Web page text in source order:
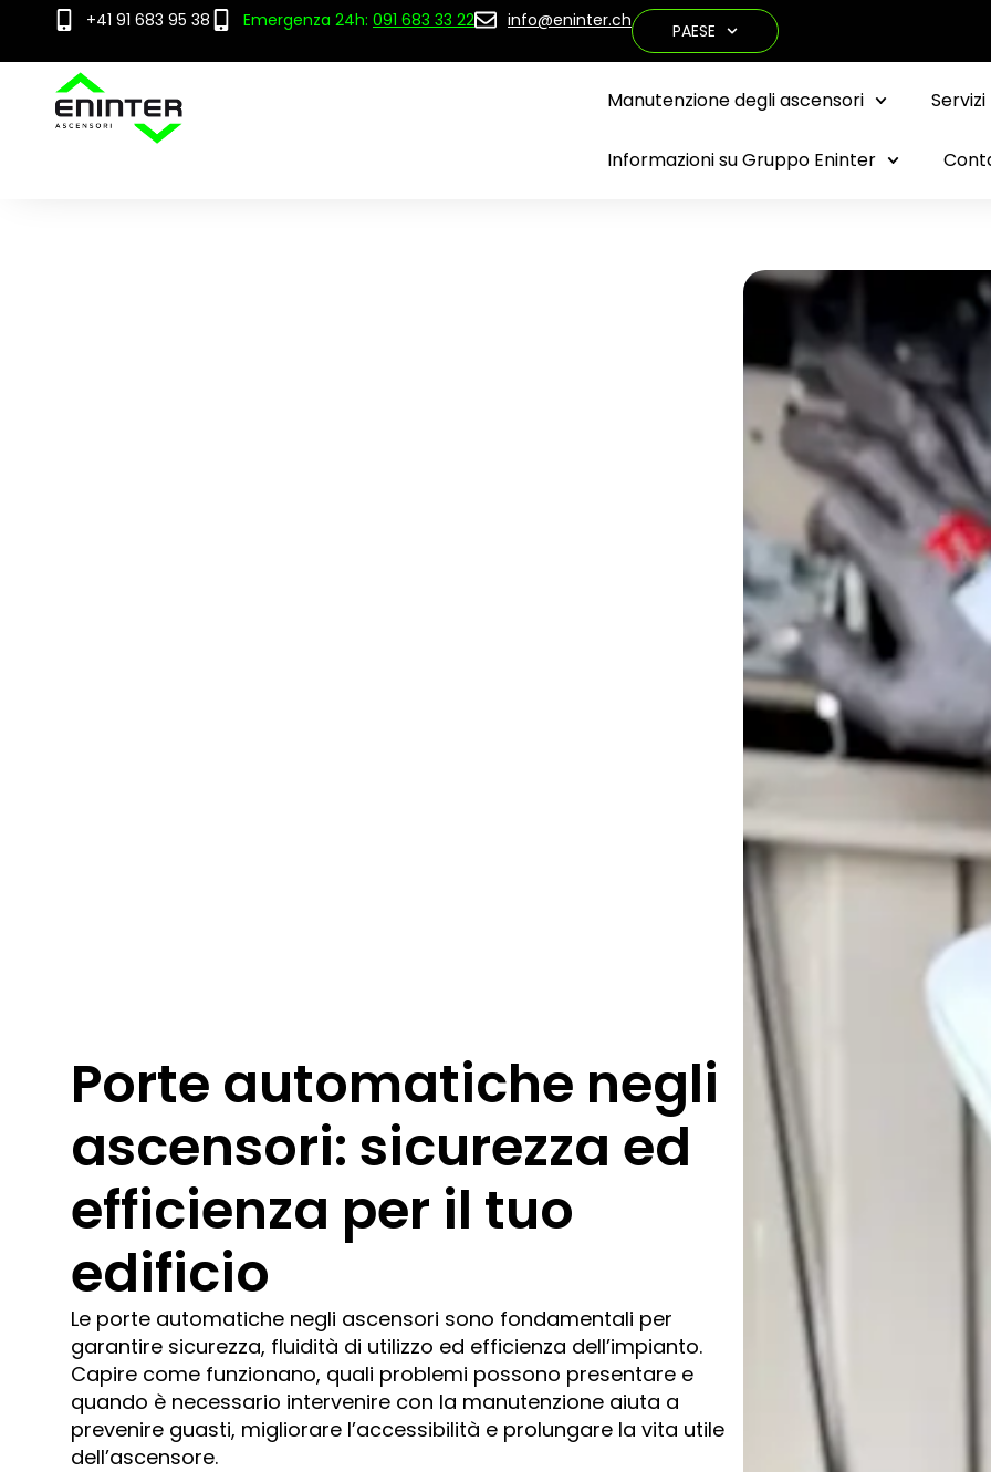
+41 91 683 95 38 Emergenza 24h: 091 683 33 22 info@eninter.ch PAESE
Manutenzione degli ascensori Servizi
Informazioni su Gruppo Eninter
Porte automatiche negli
ascensori: sicurezza ed
efficienza per il tuo
edificio
Le porte automatiche negli ascensori sono fondamentali per
garantire sicurezza, fluidità di utilizzo ed efficienza dell’impianto.
Capire come funzionano, quali problemi possono presentare e
quando è necessario intervenire con la manutenzione aiuta a
prevenire guasti, migliorare l’accessibilità e prolungare la vita utile
dell’ascensore.